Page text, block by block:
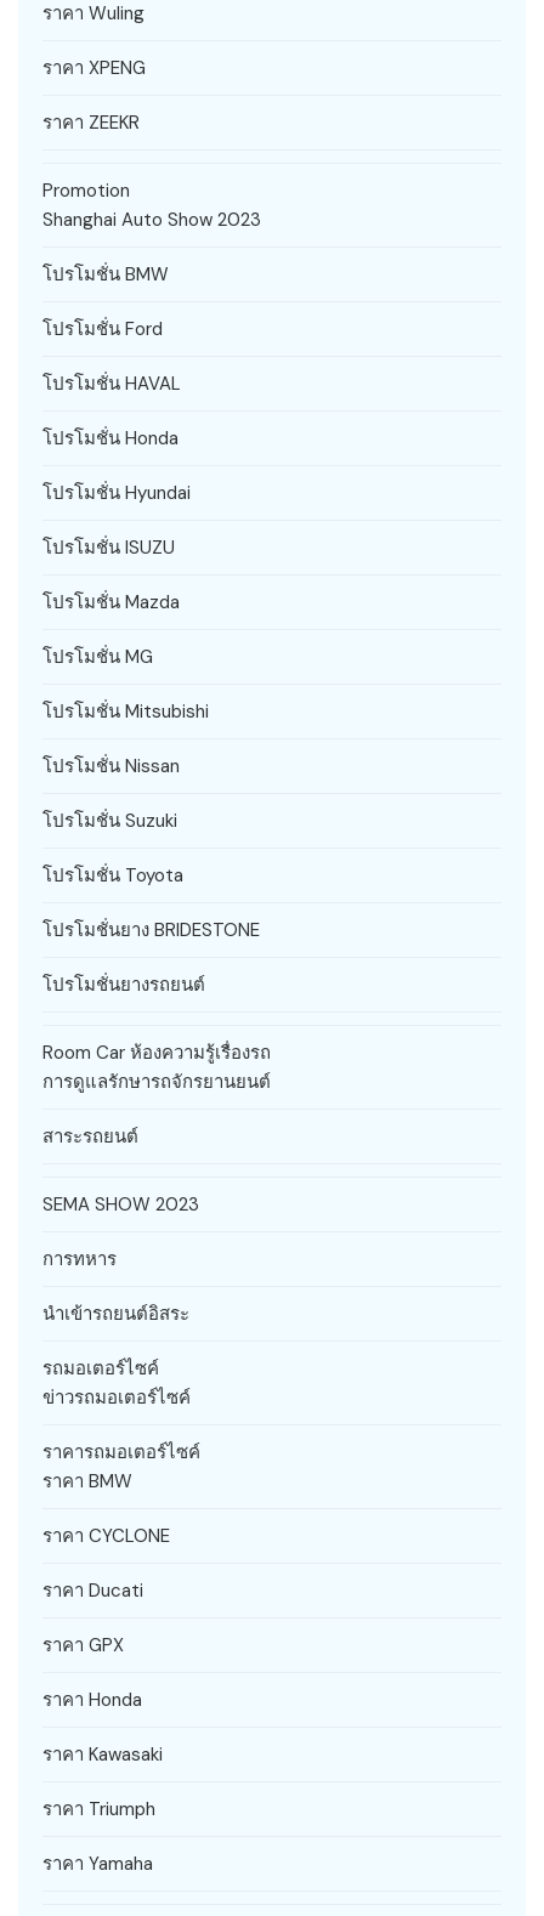
ราคา Wuling
ราคา XPENG
ราคา ZEEKR
Promotion
Shanghai Auto Show 2023
โปรโมชั่น BMW
โปรโมชั่น Ford
โปรโมชั่น HAVAL
โปรโมชั่น Honda
โปรโมชั่น Hyundai
โปรโมชั่น ISUZU
โปรโมชั่น Mazda
โปรโมชั่น MG
โปรโมชั่น Mitsubishi
โปรโมชั่น Nissan
โปรโมชั่น Suzuki
โปรโมชั่น Toyota
โปรโมชั่นยาง BRIDESTONE
โปรโมชั่นยางรถยนต์
Room Car ห้องความรู้เรื่องรถ
การดูแลรักษารถจักรยานยนต์
สาระรถยนต์
SEMA SHOW 2023
การทหาร
นำเข้ารถยนต์อิสระ
รถมอเตอร์ไซค์
ข่าวรถมอเตอร์ไซค์
ราคารถมอเตอร์ไซค์
ราคา BMW
ราคา CYCLONE
ราคา Ducati
ราคา GPX
ราคา Honda
ราคา Kawasaki
ราคา Triumph
ราคา Yamaha